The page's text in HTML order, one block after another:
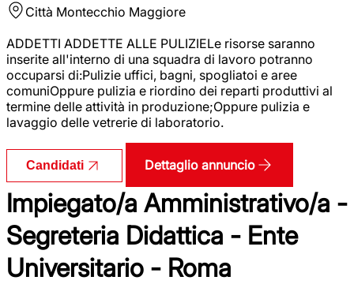
Città Montecchio Maggiore
ADDETTI ADDETTE ALLE PULIZIELe risorse saranno
inserite all'interno di una squadra di lavoro potranno
occuparsi di:Pulizie uffici, bagni, spogliatoi e aree
comuniOppure pulizia e riordino dei reparti produttivi al
termine delle attività in produzione;Oppure pulizia e
lavaggio delle vetrerie di laboratorio.
Candidati Dettaglio annuncio
Impiegato/a Amministrativo/a -
Segreteria Didattica - Ente
Universitario - Roma